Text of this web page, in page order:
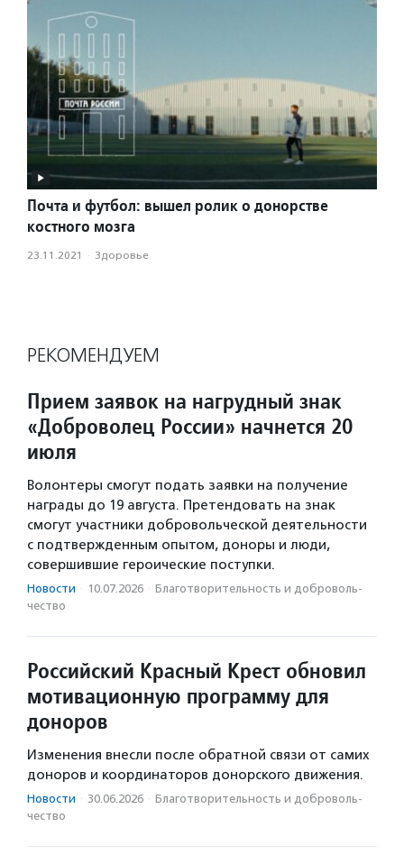
Почта и футбол: вышел ролик о донорстве
костного мозга
23.11.2021 · Здоровье
РЕКОМЕНДУЕМ
Прием заявок на нагрудный знак
«Доброволец России» начнется 20
июля
Волонтеры смогут подать заявки на получение
награды до 19 августа. Претендовать на знак
смогут участники добровольческой деятельности
с подтвержденным опытом, доноры и люди,
совершившие героические поступки.
Новости · 10.07.2026 · Благотвори­тель­ность и доброволь­
чест­во
Российский Красный Крест обновил
мотивационную программу для
доноров
Изменения внесли после обратной связи от самих
доноров и координаторов донорского движения.
Новости · 30.06.2026 · Благотвори­тель­ность и доброволь­
чест­во